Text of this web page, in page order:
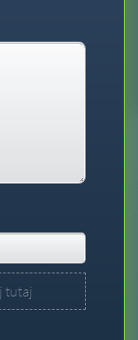
tutaj